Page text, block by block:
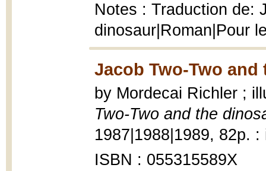
Notes : Traduction de:
dinosaur|Roman|Pour
Jacob Two-Two and
by Mordecai Richler ;
Two-Two and the
1987|1988|1989, 82p.
ISBN : 055315589X